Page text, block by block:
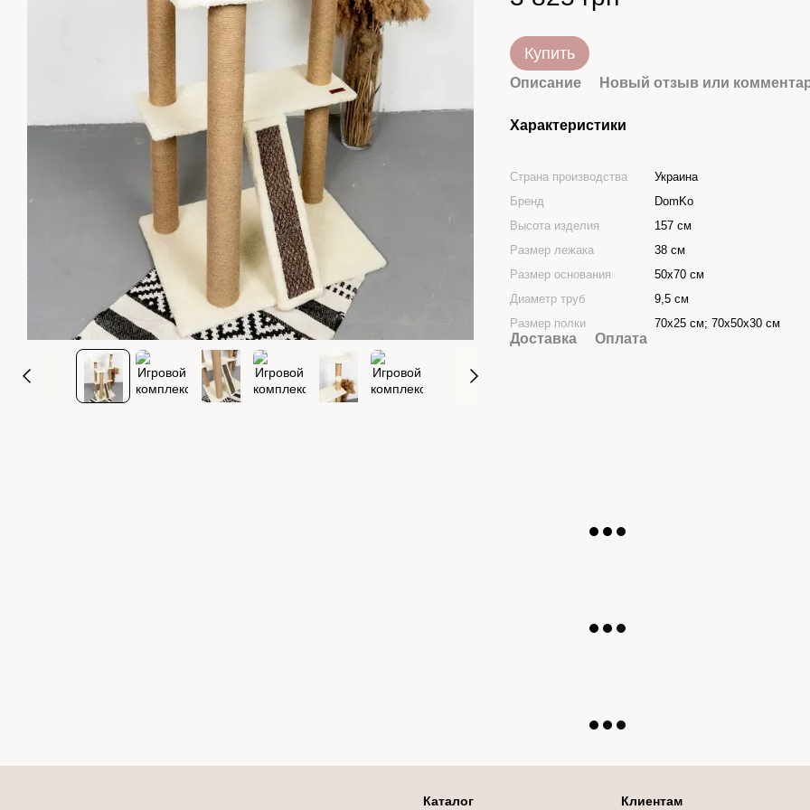
Купить
Описание Новый отзыв или
Характеристики
Страна производства
Украина
Бренд
DomKo
Высота изделия
157 см
Размер лежака
38 см
Размер основания
50х70 см
Диаметр труб
9,5 см
Размер полки
70х25 см; 70х50х30 см
Доставка Оплата
Каталог Клиентам